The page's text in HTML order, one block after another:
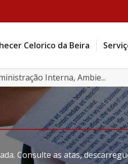
Celorico da Beira
Interna, Ambie...
Consulte as atas,